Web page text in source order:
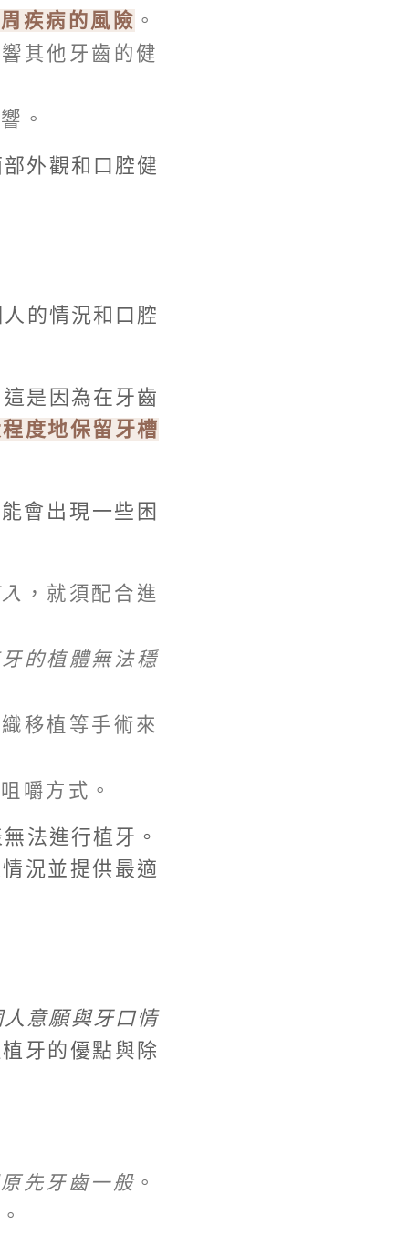
疾病的風險 。
其他牙齒的健
。
外觀和口腔健
的情況和口腔
是因為在牙齒
度地保留牙槽
會出現一些困
，就須配合進
的植體無法穩
移植等手術來
嚼方式。
法進行植牙。
況並提供最適
意願與牙口情
牙的優點與除
先牙齒一般 。